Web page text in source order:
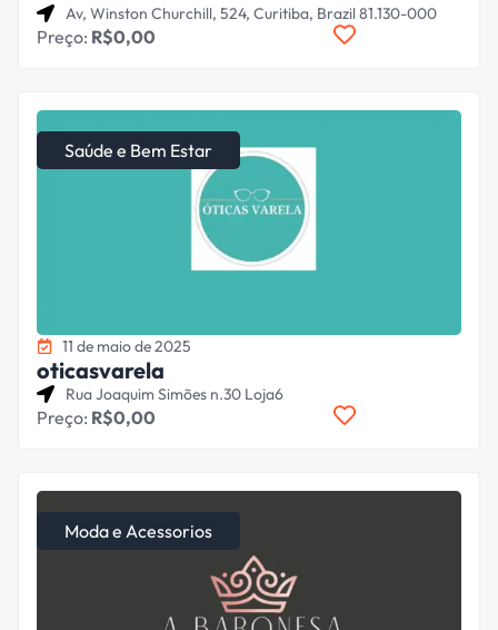
Av, Winston Churchill, 524, Curitiba, Brazil 81.130-000
Preço: R$0,00
Saúde e Bem Estar
11 de maio de 2025
oticasvarela
Rua Joaquim Simões n.30 Loja6
Preço: R$0,00
Moda e Acessorios